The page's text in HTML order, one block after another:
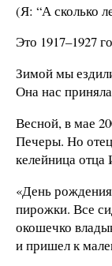
(Я: “А сколько
Это 1917–1927
Зимой мы
Она нас
Весной, в мае
Печеры. Но
келейница отца
«День
пирожки. Все
окошечко
и пришел к